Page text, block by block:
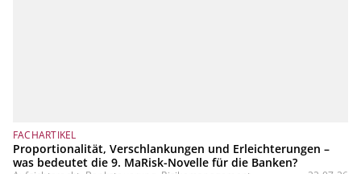
FACHARTIKEL
Proportionalität, Verschlankungen und Erleichterungen –
was bedeutet die 9. MaRisk-Novelle für die Banken?